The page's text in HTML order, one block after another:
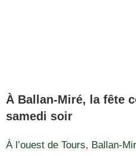
À Ballan-Miré, la fête
samedi soir
À l’ouest de Tours, Ballan-